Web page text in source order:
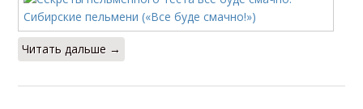
Читать дальше →